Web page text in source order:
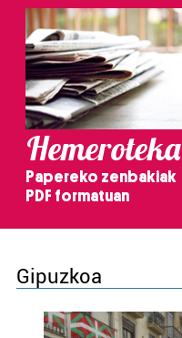
Hemeroteka
Papereko zenbakiak
PDF formatuan
Gipuzkoa